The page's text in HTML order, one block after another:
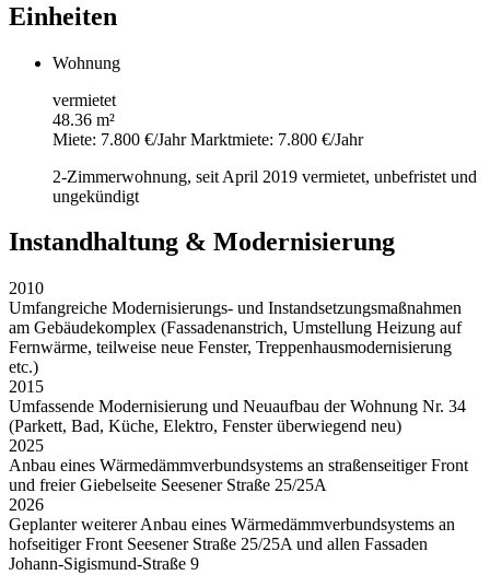
Einheiten
Wohnung
vermietet
48.36 m²
Miete: 7.800 €/JahrMarktmiete: 7.800 €/Jahr
2-Zimmerwohnung, seit April 2019 vermietet, unbefristet und
ungekündigt
Instandhaltung & Modernisierung
2010
Umfangreiche Modernisierungs- und Instandsetzungsmaßnahmen
am Gebäudekomplex (Fassadenanstrich, Umstellung Heizung auf
Fernwärme, teilweise neue Fenster, Treppenhausmodernisierung
etc.)
2015
Umfassende Modernisierung und Neuaufbau der Wohnung Nr. 34
(Parkett, Bad, Küche, Elektro, Fenster überwiegend neu)
2025
Anbau eines Wärmedämmverbundsystems an straßenseitiger Front
und freier Giebelseite Seesener Straße 25/25A
2026
Geplanter weiterer Anbau eines Wärmedämmverbundsystems an
hofseitiger Front Seesener Straße 25/25A und allen Fassaden
Johann-Sigismund-Straße 9